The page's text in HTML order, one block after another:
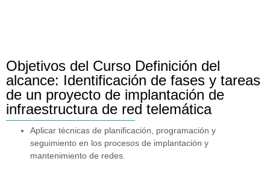
Objetivos del Curso Definición del
alcance: Identificación de fases y tareas
de un proyecto de implantación de
infraestructura de red telemática
Aplicar técnicas de planificación, programación y
seguimiento en los procesos de implantación y
mantenimiento de redes.